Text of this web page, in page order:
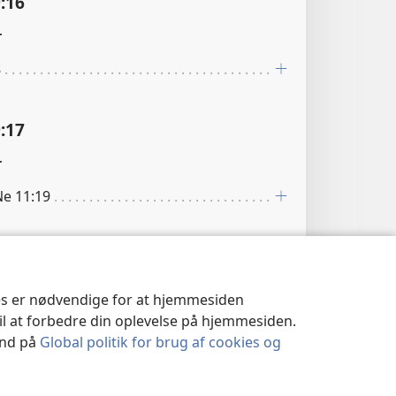
er nødvendige for at hjemmesiden
at forbedre din oplevelse på hjemmesiden.
på Global politik for brug af cookies og
11:19